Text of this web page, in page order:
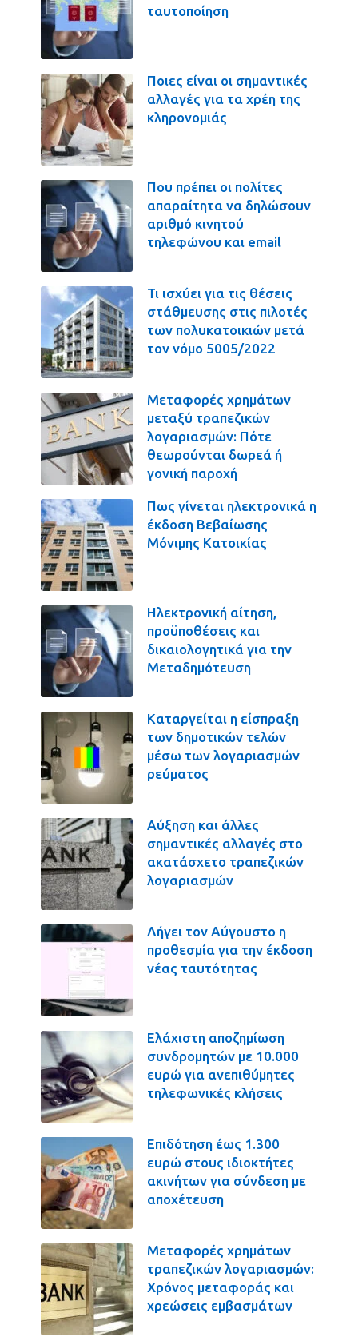
ταυτοποίηση
Ποιες είναι οι σημαντικές
αλλαγές για τα χρέη της
κληρονομιάς
Που πρέπει οι πολίτες
απαραίτητα να δηλώσουν
αριθμό κινητού
τηλεφώνου και email
Τι ισχύει για τις θέσεις
στάθμευσης στις πιλοτές
των πολυκατοικιών μετά
τον νόμο 5005/2022
Μεταφορές χρημάτων
μεταξύ τραπεζικών
λογαριασμών: Πότε
θεωρούνται δωρεά ή
γονική παροχή
Πως γίνεται ηλεκτρονικά η
έκδοση Βεβαίωσης
Μόνιμης Κατοικίας
Ηλεκτρονική αίτηση,
προϋποθέσεις και
δικαιολογητικά για την
Μεταδημότευση
Καταργείται η είσπραξη
των δημοτικών τελών
μέσω των λογαριασμών
ρεύματος
Αύξηση και άλλες
σημαντικές αλλαγές στο
ακατάσχετο τραπεζικών
λογαριασμών
Λήγει τον Αύγουστο η
προθεσμία για την έκδοση
νέας ταυτότητας
Ελάχιστη αποζημίωση
συνδρομητών με 10.000
ευρώ για ανεπιθύμητες
τηλεφωνικές κλήσεις
Επιδότηση έως 1.300
ευρώ στους ιδιοκτήτες
ακινήτων για σύνδεση με
αποχέτευση
Μεταφορές χρημάτων
τραπεζικών λογαριασμών:
Χρόνος μεταφοράς και
χρεώσεις εμβασμάτων